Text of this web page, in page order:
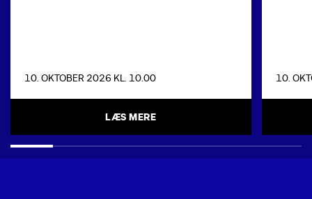
10. OKTOBER 2026 KL. 10.00
LÆS MERE
10.